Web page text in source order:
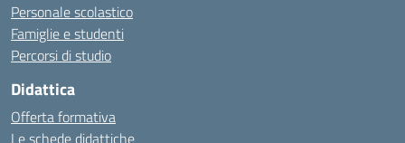
Personale scolastico
Famiglie e studenti
Percorsi di studio
Didattica
Offerta formativa
Le schede didattiche